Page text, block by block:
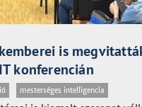
is
konferencián
mesterséges intelligencia